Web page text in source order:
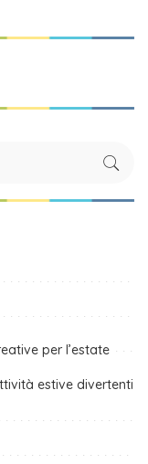
per l’estate
estive divertenti